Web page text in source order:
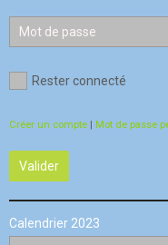
Rester connecté
Créer un compte Mot de passe
Valider
Calendrier 2023